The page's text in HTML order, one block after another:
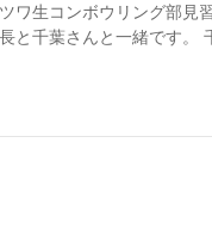
ワ生コンボウリング部
と千葉さんと一緒です。